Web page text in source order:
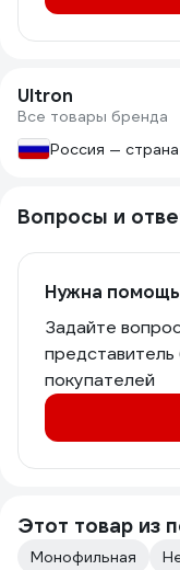
Ultron
Все товары бренда
Россия —
Вопросы и
Нужна
Задайте
покупателей
Этот товар из
Монофильная